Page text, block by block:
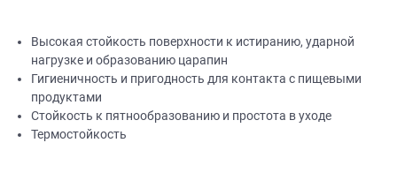
Высокая стойкость поверхности к истиранию, ударной
нагрузке и образованию царапин
Гигиеничность и пригодность для контакта с пищевыми
продуктами
Стойкость к пятнообразованию и простота в уходе
Термостойкость